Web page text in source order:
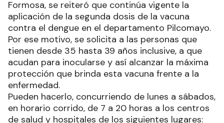
Formosa, se reiteró que continúa vigente la
aplicación de la segunda dosis de la vacuna
contra el dengue en el departamento Pilcomayo.
Por ese motivo, se solicita a las personas que
tienen desde 35 hasta 39 años inclusive, a que
acudan para inocularse y así alcanzar la máxima
protección que brinda esta vacuna frente a la
enfermedad.
Pueden hacerlo, concurriendo de lunes a sábados,
en horario corrido, de 7 a 20 horas a los centros
de salud y hospitales de los siguientes lugares: